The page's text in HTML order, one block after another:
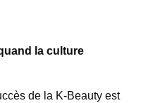
la culture
de la K-Beauty est